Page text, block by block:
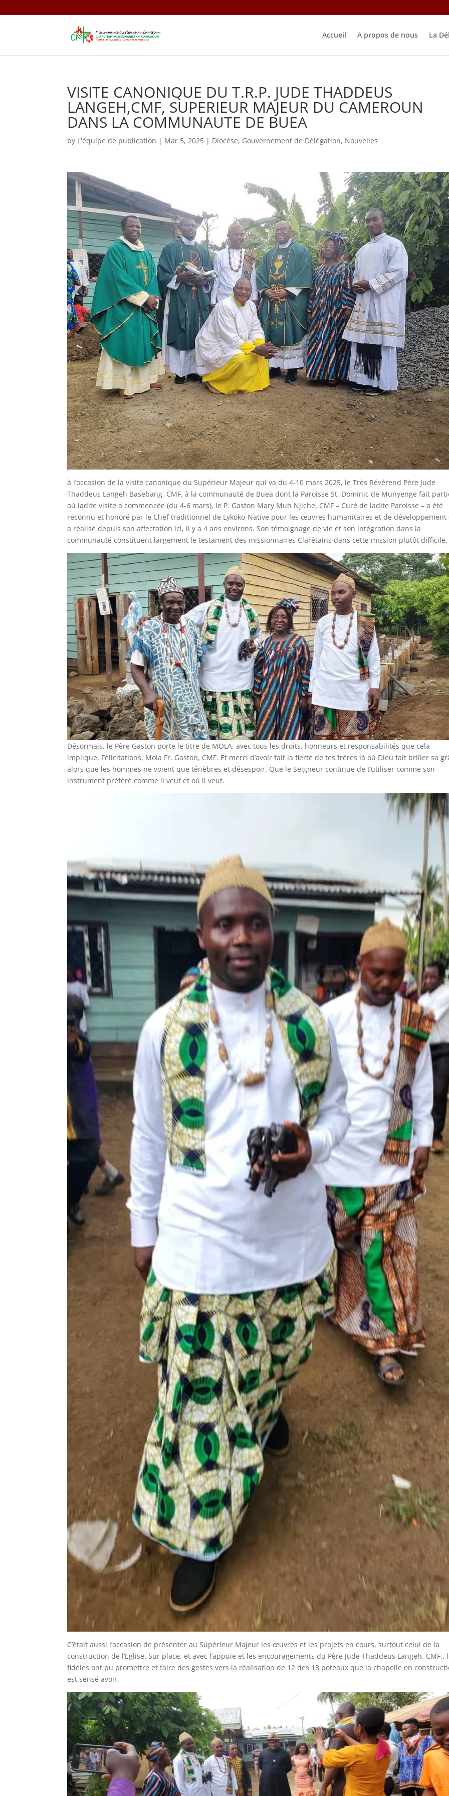
Accueil A propos de nous La
VISITE CANONIQUE DU T.R.P. JUDE THADDEUS
LANGEH,CMF, SUPERIEUR MAJEUR DU CAMEROUN
DANS LA COMMUNAUTE DE BUEA
by L'équipe de publication | Mar 5, 2025 | Diocèse, Gouvernement de Délégation, Nouvelles
à l’occasion de la visite canonique du Supérieur Majeur qui va du 4-10 mars 2025, le Très Révérend Père Jude
Thaddeus Langeh Basebang, CMF, à la communauté de Buea dont la Paroisse St. Dominic de Munyenge fait
où ladite visite a commencée (du 4-6 mars), le P. Gaston Mary Muh Njiche, CMF – Curé de ladite Paroisse – a été
reconnu et honoré par le Chef traditionnel de Lykoko-Native pour les œuvres humanitaires et de développement
a réalisé depuis son affectation ici, il y a 4 ans environs. Son témoignage de vie et son intégration dans la
communauté constituent largement le testament des missionnaires Clarétains dans cette mission plutôt difficile.
Désormais, le Père Gaston porte le titre de MOLA, avec tous les droits, honneurs et responsabilités que cela
implique. Félicitations, Mola Fr. Gaston, CMF. Et merci d’avoir fait la fierté de tes frères là où Dieu fait briller sa
alors que les hommes ne voient que ténèbres et désespoir. Que le Seigneur continue de t’utiliser comme son
instrument préféré comme il veut et où il veut.
C’était aussi l’occasion de présenter au Supérieur Majeur les œuvres et les projets en cours, surtout celui de la
construction de l’Eglise. Sur place, et avec l’appuie et les encouragements du Père Jude Thaddeus Langeh, CMF.,
fidèles ont pu promettre et faire des gestes vers la réalisation de 12 des 18 poteaux que la chapelle en
est sensé avoir.